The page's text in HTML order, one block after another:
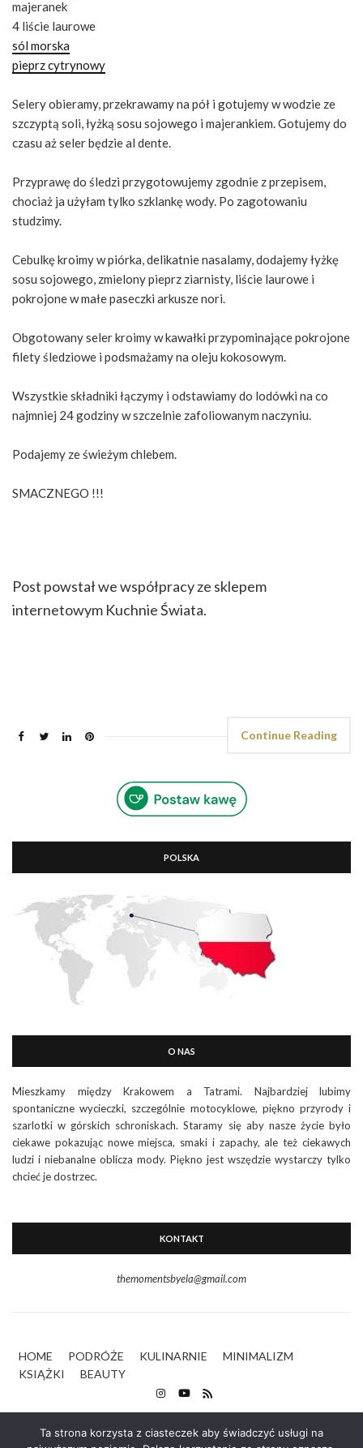
majeranek
4 liście laurowe
sól morska
pieprz cytrynowy
Selery obieramy, przekrawamy na pół i gotujemy w wodzie ze
szczyptą soli, łyżką sosu sojowego i majerankiem. Gotujemy do
czasu aż seler będzie al dente.
Przyprawę do śledzi przygotowujemy zgodnie z przepisem,
chociaż ja użyłam tylko szklankę wody. Po zagotowaniu
studzimy.
Cebulkę kroimy w piórka, delikatnie nasalamy, dodajemy łyżkę
sosu sojowego, zmielony pieprz ziarnisty, liście laurowe i
pokrojone w małe paseczki arkusze nori.
Obgotowany seler kroimy w kawałki przypominające pokrojone
filety śledziowe i podsmażamy na oleju kokosowym.
Wszystkie składniki łączymy i odstawiamy do lodówki na co
najmniej 24 godziny w szczelnie zafoliowanym naczyniu.
Podajemy ze świeżym chlebem.
SMACZNEGO !!!
Post powstał we współpracy ze sklepem
internetowym Kuchnie Świata.
Continue Reading
POLSKA
O NAS
Mieszkamy między Krakowem a Tatrami. Najbardziej lubimy
spontaniczne wycieczki, szczególnie motocyklowe, piękno przyrody i
szarlotki w górskich schroniskach. Staramy się aby nasze życie było
ciekawe pokazując nowe miejsca, smaki i zapachy, ale też ciekawych
ludzi i niebanalne oblicza mody. Piękno jest wszędzie wystarczy tylko
chcieć je dostrzec.
KONTAKT
themomentsbyela@gmail.com
HOME PODRÓŻE KULINARNIE
MINIMALIZM
KSIĄŻKI
BEAUTY
Ta strona korzysta z ciasteczek aby świadczyć usługi na